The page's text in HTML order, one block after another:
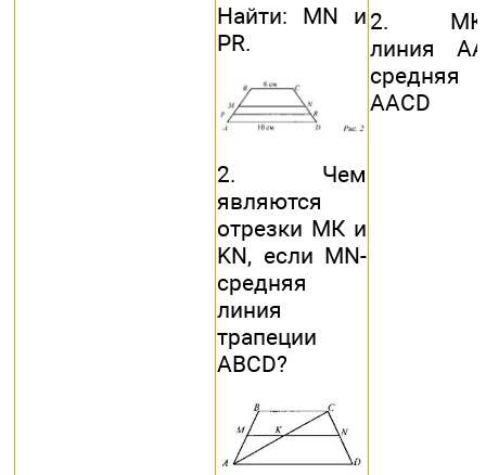
Найти: MN и
PR.
2. Чем
являются
отрезки МК и
KN, если MN-
средняя
линия
трапеции
ABCD?
2. МК-
линия
AACD